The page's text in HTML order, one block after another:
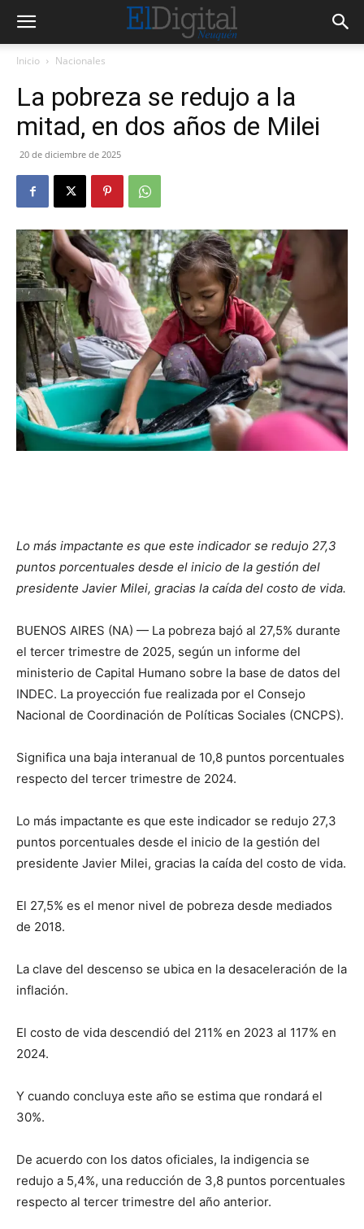
Inicio Nacionales
La pobreza se redujo a la
mitad, en dos años de Milei
20 de diciembre de 2025
Lo más impactante es que este indicador se redujo 27,3
puntos porcentuales desde el inicio de la gestión del
presidente Javier Milei, gracias la caída del costo de vida.
BUENOS AIRES (NA) — La pobreza bajó al 27,5% durante
el tercer trimestre de 2025, según un informe del
ministerio de Capital Humano sobre la base de datos del
INDEC. La proyección fue realizada por el Consejo
Nacional de Coordinación de Políticas Sociales (CNCPS).
Significa una baja interanual de 10,8 puntos porcentuales
respecto del tercer trimestre de 2024.
Lo más impactante es que este indicador se redujo 27,3
puntos porcentuales desde el inicio de la gestión del
presidente Javier Milei, gracias la caída del costo de vida.
El 27,5% es el menor nivel de pobreza desde mediados
de 2018.
La clave del descenso se ubica en la desaceleración de la
inflación.
El costo de vida descendió del 211% en 2023 al 117% en
2024.
Y cuando concluya este año se estima que rondará el
30%.
De acuerdo con los datos oficiales, la indigencia se
redujo a 5,4%, una reducción de 3,8 puntos porcentuales
respecto al tercer trimestre del año anterior.